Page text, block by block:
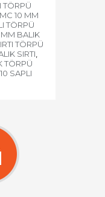
TÖRPÜ
10 MM
TÖRPÜ
BALIK
TÖRPÜ
SIRTI,
TÖRPÜ
SAPLI